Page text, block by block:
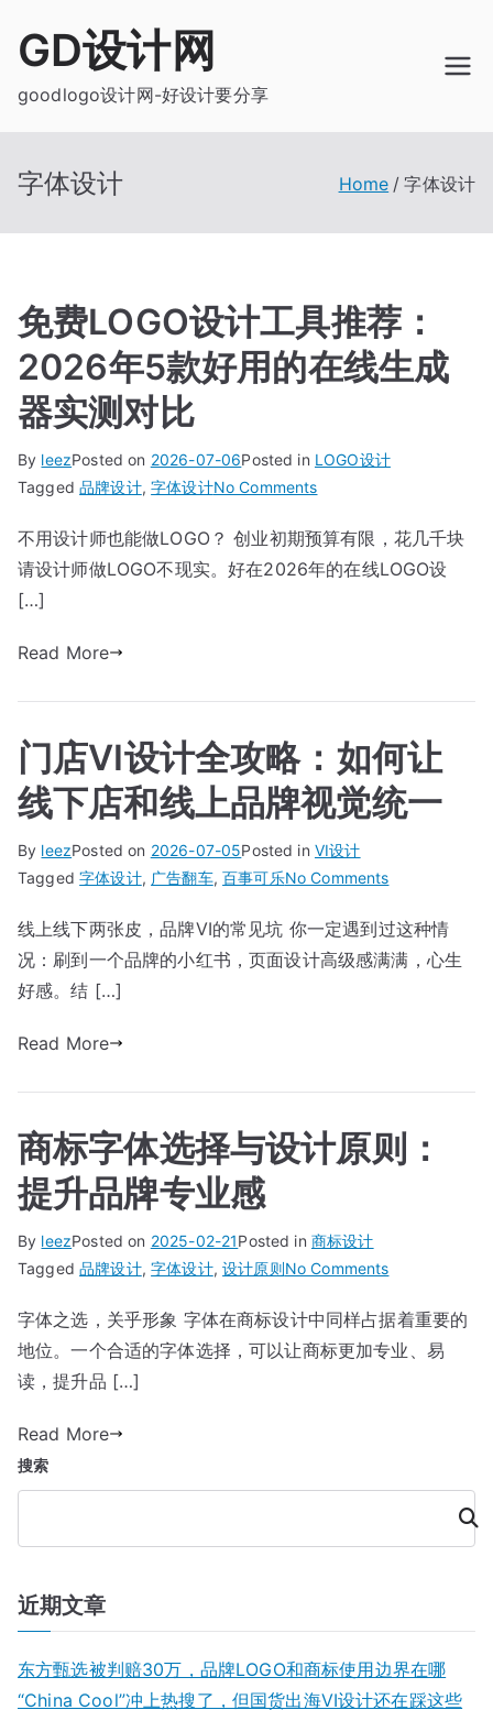
GD设计网
goodlogo设计网-好设计要分享
字体设计 Home 字体设计
免费LOGO设计工具推荐：
2026年5款好用的在线生成
器实测对比
By leezPosted on 2026-07-06Posted in LOGO设计
Tagged品牌设计,字体设计No Commentson
费
LOGO
推
2026
年
5
款
好
的
在
实
对
不用设计师也能做LOGO？ 创业初期预算有限，花几千块
请设计师做LOGO不现实。好在2026年的在线LOGO设
[…]
Read More
门店VI设计全攻略：如何让
线下店和线上品牌视觉统一
By leezPosted on 2026-07-05Posted in VI设计
Tagged字体设计, 广告翻车,百事可乐No Commentson
店
VI
略：
何
线
上
线上线下两张皮，品牌VI的常见坑 你一定遇到过这种情
况：刷到一个品牌的小红书，页面设计高级感满满，心生
好感。结 […]
Read More
商标字体选择与设计原则：
提升品牌专业感
By leezPosted on 2025-02-21Posted in 商标设计
Tagged品牌设计,字体设计,设计原则No Commentson
标
字
设
原
牌
字体之选，关乎形象 字体在商标设计中同样占据着重要的
地位。一个合适的字体选择，可以让商标更加专业、易
读，提升品 […]
Read More
搜索
搜
索
近期文章
东方甄选被判赔30万，品牌LOGO和商标使用边界在哪
“China Cool”冲上热搜了，但国货出海VI设计还在踩这些